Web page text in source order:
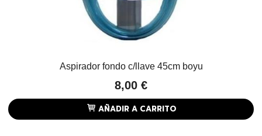
Aspirador fondo c/llave 45cm boyu
8,00 €
AÑADIR A CARRITO